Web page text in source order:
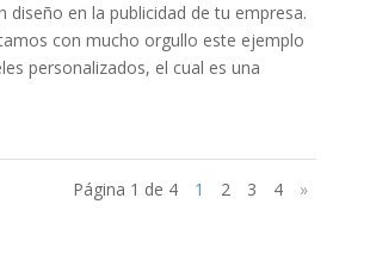
diseño en la publicidad de tu empresa.
con mucho orgullo este ejemplo
personalizados, el cual es una
Página 1 de 4 1 2 3 4 »